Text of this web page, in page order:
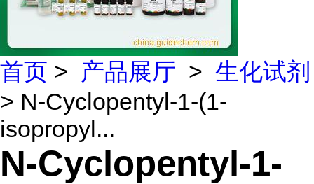
首页 > 产品展厅 > 生化试剂
> N-Cyclopentyl-1-(1-
isopropyl...
N-Cyclopentyl-1-